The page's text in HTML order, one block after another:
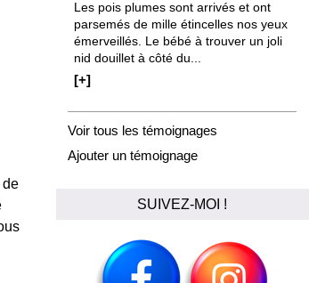
de
Les pois plumes sont arrivés et ont
parsemés de mille étincelles nos yeux
émerveillés. Le bébé à trouver un joli
nid douillet à côté du...
[+]
Voir tous les témoignages
Ajouter un témoignage
SUIVEZ-MOI !